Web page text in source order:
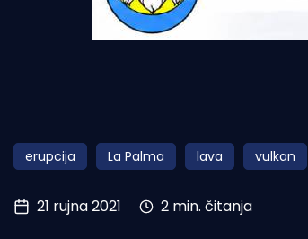
Pomorstvo
Ribolov
erupcija La Palma lava vulkan
21 rujna 2021 2 min. čitanja